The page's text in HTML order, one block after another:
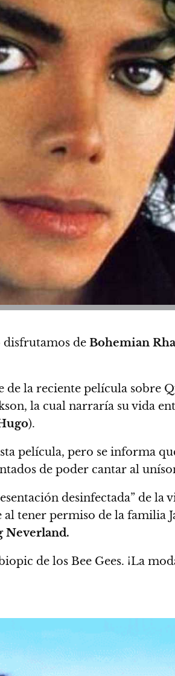
disfrutamos de Bohemian
la reciente película sobre
, la cual narraría su vida
).
película, pero se informa
de poder cantar al
desinfectada” de la
tener permiso de la familia
Neverland.
de los Bee Gees. ¡La